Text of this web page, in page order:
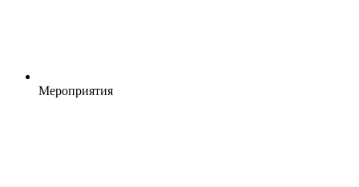
Мероприятия